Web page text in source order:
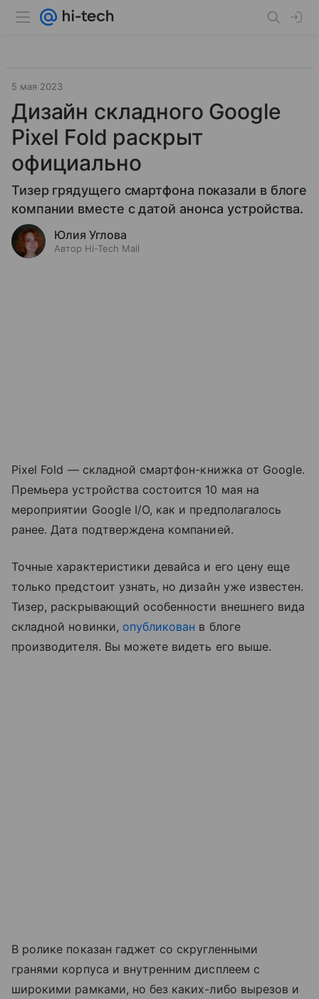
5 мая 2023
Дизайн складного Google
Pixel Fold раскрыт
официально
Тизер грядущего смартфона показали в блоге
компании вместе с датой анонса устройства.
Юлия Углова
Автор Hi-Tech Mail
Pixel Fold — складной смартфон-книжка от Google.
Премьера устройства состоится 10 мая на
мероприятии Google I/O, как и предполагалось
ранее. Дата подтверждена компанией.
Точные характеристики девайса и его цену еще
только предстоит узнать, но дизайн уже известен.
Тизер, раскрывающий особенности внешнего вида
складной новинки, опубликован в блоге
производителя. Вы можете видеть его выше.
В ролике показан гаджет со скругленными
гранями корпуса и внутренним дисплеем с
широкими рамками, но без каких-либо вырезов и